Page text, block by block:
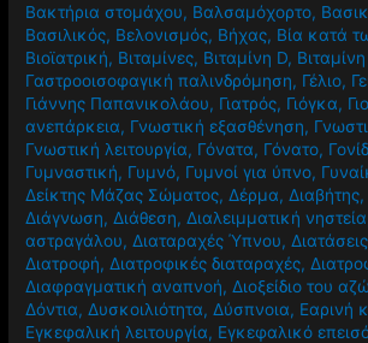
Βακτήρια στομάχου, Βαλσαμόχορτο,
Βασιλικός, Βελονισμός, Βήχας, Βία κατά
Βιοϊατρική, Βιταμίνες, Βιταμίνη D,
Γαστροοισοφαγική παλινδρόμηση, Γέλιο,
Γιάννης Παπανικολάου, Γιατρός, Γιόγκα,
ανεπάρκεια, Γνωστική εξασθένηση,
Γνωστική λειτουργία, Γόνατα, Γόνατο,
Γυμναστική, Γυμνό, Γυμνοί για ύπνο,
Δείκτης Μάζας Σώματος, Δέρμα, Διαβήτης,
Διάγνωση, Διάθεση, Διαλειμματική νηστεία
αστραγάλου, Διαταραχές Ύπνου, Διατάσεις
Διατροφή, Διατροφικές διαταραχές,
Διαφραγματική αναπνοή, Διοξείδιο του
Δόντια, Δυσκοιλιότητα, Δύσπνοια, Εαρινή
Εγκεφαλική λειτουργία, Εγκεφαλικό